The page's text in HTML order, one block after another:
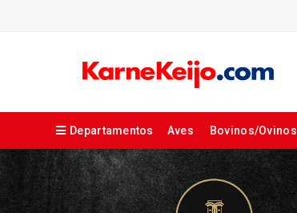
Departamentos Aves Bovinos/Ovinos